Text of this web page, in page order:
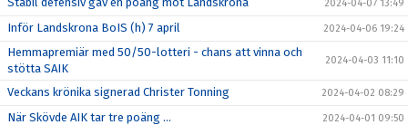
2024-04-07 13:49
Inför Landskrona BoIS (h) 7 april 2024-04-06 19:24
Hemmapremiär med 50/50-lotteri - chans att vinna och
stötta SAIK
2024-04-03 11:10
Veckans krönika signerad Christer Tonning 2024-04-02 08:29
När Skövde AIK tar tre poäng ... 2024-04-01 09:50